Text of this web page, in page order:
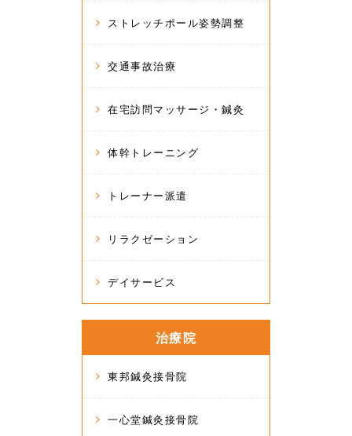
ストレッチポール姿勢調整
交通事故治療
在宅訪問マッサージ・鍼灸
体幹トレーニング
トレーナー派遣
リラクゼーション
デイサービス
治療院
東邦鍼灸接骨院
一心堂鍼灸接骨院